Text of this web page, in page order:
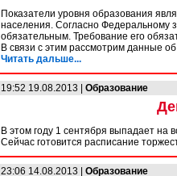
Показатели уровня образования
населения. Согласно Федеральному
обязательным. Требование его
В связи с этим рассмотрим данные
Читать дальше...
19:52 19.08.2013 | Образование
В этом году 1 сентября выпадает на
Сейчас готовится расписание
23:06 14.08.2013 | Образование